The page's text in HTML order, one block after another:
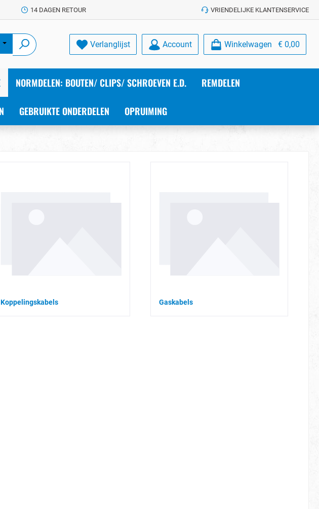
14 DAGEN RETOUR VRIENDELIJKE KLANTENSERVICE
Verlanglijst Account Winkelwagen € 0,00
NORMDELEN: BOUTEN/ CLIPS/ SCHROEVEN E.D. REMDELEN
GEBRUIKTE ONDERDELEN OPRUIMING
Koppelingskabels Gaskabels